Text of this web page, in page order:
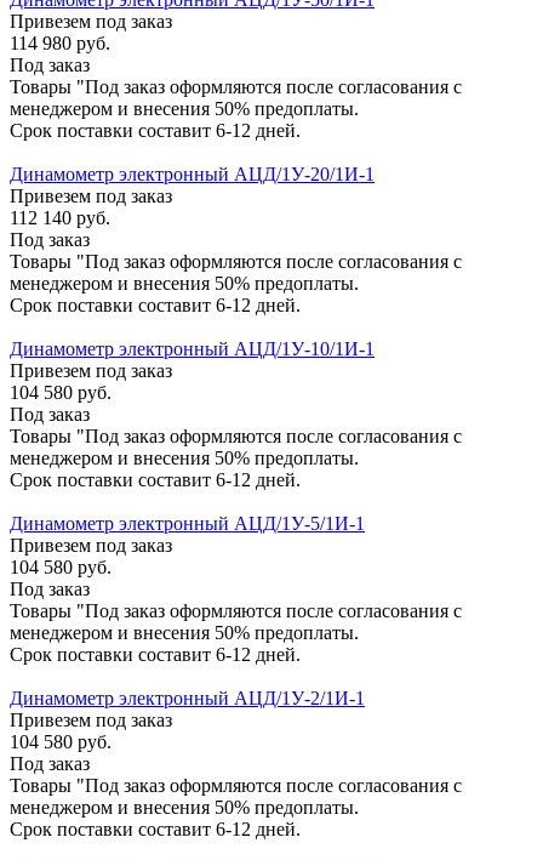
Привезем под заказ
114 980 руб.
Под заказ
Товары "Под заказ оформляются после согласования с
менеджером и внесения 50% предоплаты.
Срок поставки составит 6-12 дней.
Динамометр электронный АЦД/1У-20/1И-1
Привезем под заказ
112 140 руб.
Под заказ
Товары "Под заказ оформляются после согласования с
менеджером и внесения 50% предоплаты.
Срок поставки составит 6-12 дней.
Динамометр электронный АЦД/1У-10/1И-1
Привезем под заказ
104 580 руб.
Под заказ
Товары "Под заказ оформляются после согласования с
менеджером и внесения 50% предоплаты.
Срок поставки составит 6-12 дней.
Динамометр электронный АЦД/1У-5/1И-1
Привезем под заказ
104 580 руб.
Под заказ
Товары "Под заказ оформляются после согласования с
менеджером и внесения 50% предоплаты.
Срок поставки составит 6-12 дней.
Динамометр электронный АЦД/1У-2/1И-1
Привезем под заказ
104 580 руб.
Под заказ
Товары "Под заказ оформляются после согласования с
менеджером и внесения 50% предоплаты.
Срок поставки составит 6-12 дней.